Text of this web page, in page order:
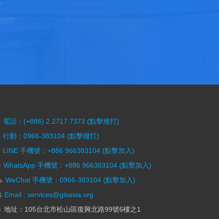
電話：(+886) 2.2717.7373 (點擊撥打)
行動：0966-383104 (點擊撥打)
LINE 手機號：+886 966383104 (點擊加入)
WhatsApp 手機號：+886 966383104 (點擊加入)
WeChat 手機號：0966-383104 (點擊加入)
Email : services@gisasia.org
地址：105台北市松山區復興北路99號6樓之1